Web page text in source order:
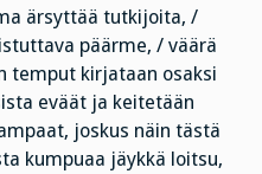
ärsyttää tutkijoita, /
päärme, / väärä
temput kirjataan osaksi
eväät ja keitetään
joskus näin tästä
kumpuaa jäykkä loitsu,